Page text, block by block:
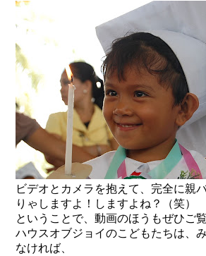
ビデオとカメラを抱えて、完全に親
りゃしますよ！しますよね？（笑）
ということで、動画のほうもぜひご
ハウスオブジョイのこどもたちは、
なければ、